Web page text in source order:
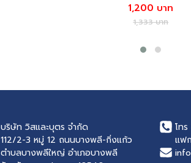
1,200 บาท
1,333 บาท
บริษัท วิสและบุตร จำกัด
112/2-3 หมู่ 12 ถนนบางพลี-กิ่งแก้ว
ตำบลบางพลีใหญ่ อำเภอบางพลี
โทร
แฟ